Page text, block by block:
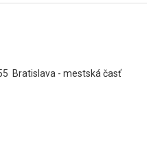
Bratislava - mestská časť